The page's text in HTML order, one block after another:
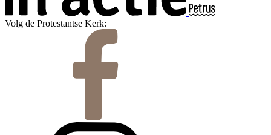
Volg de Protestantse Kerk: